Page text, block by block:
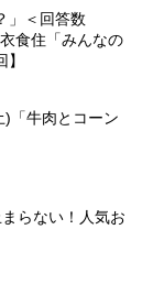
」＜回答数
食住「みんなの
)「牛肉とコーン
らない！人気お